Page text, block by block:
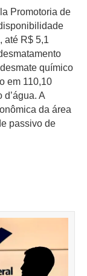
Promotoria de
até R$ 5,1
químico
em 110,10
A
da área
passivo de